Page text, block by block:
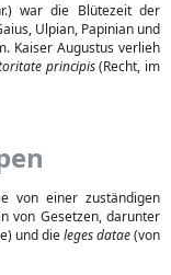
war die Blütezeit der
Ulpian, Papinian und
Kaiser Augustus verlieh
principis(Recht, im
von einer zuständigen
von Gesetzen, darunter
und dieleges datae(von